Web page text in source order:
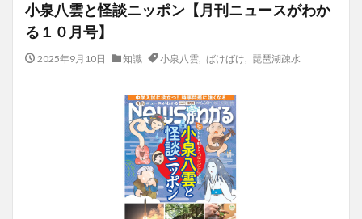
小泉八雲と怪談ニッポン【月刊ニュースがわか
る１０月号】
2025年9月10日 知識 小泉八雲, ばけばけ 琵琶湖疎水